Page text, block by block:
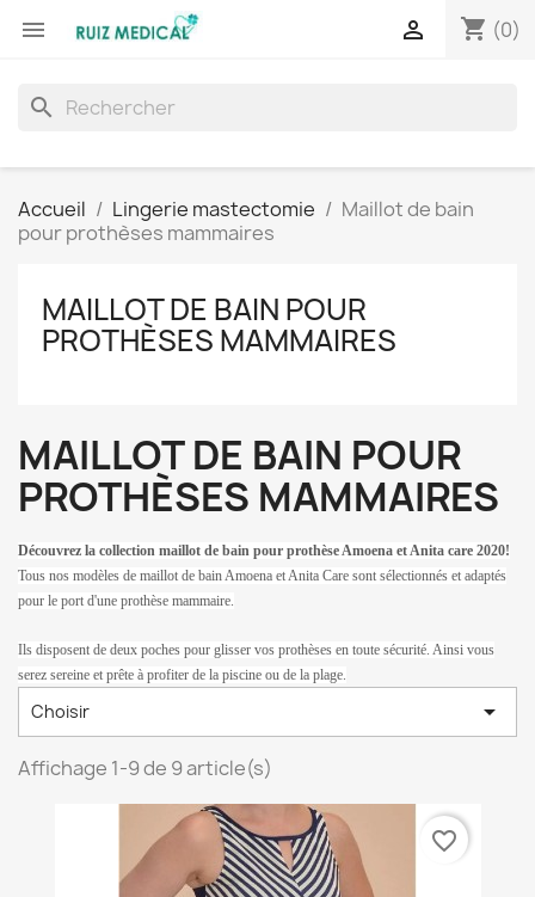
 shopping_cart (0)

search
Accueil Lingerie mastectomie
Maillot de bain
pour prothèses mammaires
MAILLOT DE BAIN POUR
PROTHÈSES MAMMAIRES
MAILLOT DE BAIN POUR
PROTHÈSES MAMMAIRES
Découvrez la collection maillot de bain pour prothèse Amoena et Anita care 2020!
Tous nos modèles de maillot de bain Amoena et Anita Care sont sélectionnés et adaptés
pour le port d'une prothèse mammaire.
Ils disposent de deux poches pour glisser vos prothèses en toute sécurité. Ainsi vous
serez sereine et prête à profiter de la piscine ou de la plage.
Choisir 
Affichage 1-9 de 9 article(s)
favorite_border